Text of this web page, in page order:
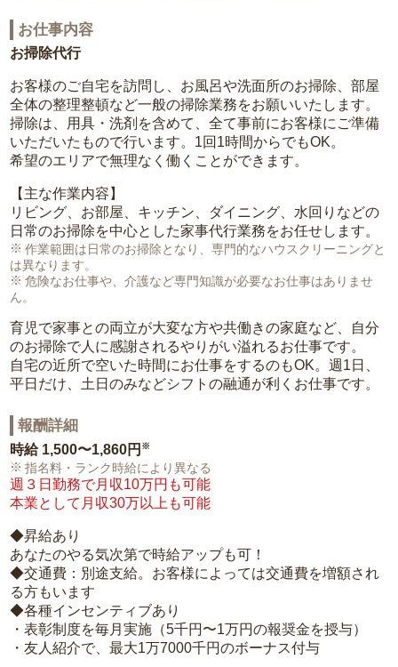
お仕事内容
お掃除代行
お客様のご自宅を訪問し、お風呂や洗面所のお掃除、部屋
全体の整理整頓など一般の掃除業務をお願いいたします。
掃除は、用具・洗剤を含めて、全て事前にお客様にご準備
いただいたもので行います。1回1時間からでもOK。
希望のエリアで無理なく働くことができます。
【主な作業内容】
リビング、お部屋、キッチン、ダイニング、水回りなどの
日常のお掃除を中心とした家事代行業務をお任せします。
作業範囲は日常のお掃除となり、専門的なハウスクリーニングと
は異なります。
危険なお仕事や、介護など専門知識が必要なお仕事はありませ
ん。
育児で家事との両立が大変な方や共働きの家庭など、自分
のお掃除で人に感謝されるやりがい溢れるお仕事です。
自宅の近所で空いた時間にお仕事をするのもOK。週1日、
平日だけ、土日のみなどシフトの融通が利くお仕事です。
報酬詳細
時給 1,500〜1,860円 ※
指名料・ランク時給により異なる
週３日勤務で月収10万円も可能
本業として月収30万以上も可能
◆昇給あり
あなたのやる気次第で時給アップも可！
◆交通費：別途支給。お客様によっては交通費を増額され
る方もいます
◆各種インセンティブあり
・表彰制度を毎月実施（5千円〜1万円の報奨金を授与）
・友人紹介で、最大1万7000千円のボーナス付与